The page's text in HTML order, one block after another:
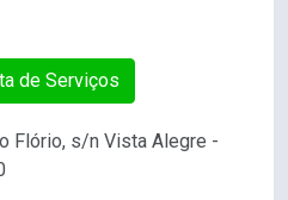
de Serviços
Flório, s/n Vista Alegre -